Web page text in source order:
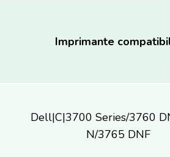
Imprimante
Dell|C|3700 Series/3760
N/3765 DNF